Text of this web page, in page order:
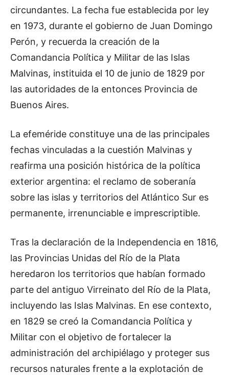
circundantes. La fecha fue establecida por ley
en 1973, durante el gobierno de Juan Domingo
Perón, y recuerda la creación de la
Comandancia Política y Militar de las Islas
Malvinas, instituida el 10 de junio de 1829 por
las autoridades de la entonces Provincia de
Buenos Aires.
La efeméride constituye una de las principales
fechas vinculadas a la cuestión Malvinas y
reafirma una posición histórica de la política
exterior argentina: el reclamo de soberanía
sobre las islas y territorios del Atlántico Sur es
permanente, irrenunciable e imprescriptible.
Tras la declaración de la Independencia en 1816,
las Provincias Unidas del Río de la Plata
heredaron los territorios que habían formado
parte del antiguo Virreinato del Río de la Plata,
incluyendo las Islas Malvinas. En ese contexto,
en 1829 se creó la Comandancia Política y
Militar con el objetivo de fortalecer la
administración del archipiélago y proteger sus
recursos naturales frente a la explotación de